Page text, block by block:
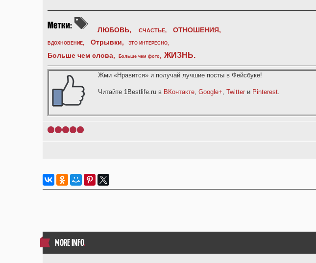
ЛЮБОВЬ, СЧАСТЬЕ, ОТНОШЕНИЯ,
ВДОХНОВЕНИЕ, Отрывки, ЭТО ИНТЕРЕСНО,
Больше чем слова, Больше чем фото, ЖИЗНЬ.
Жми «Нравится» и получай лучшие посты в Фейсбуке!
Читайте 1Bestlife.ru в ВКонтакте, Google+, Twitter и Pinterest.
1 2 3 4
MORE INFO.